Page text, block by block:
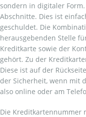
sondern in digitaler
Abschnitte. Dies ist
geschuldet. Die
herausgebenden Stelle
Kreditkarte sowie der
gehört. Zu der
Diese ist auf der
der Sicherheit, wenn mit
also online oder am
Die Kreditkartennummer